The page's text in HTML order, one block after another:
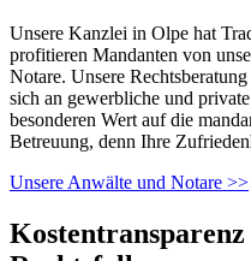
Unsere Kanzlei in Olpe hat
profitieren Mandanten von
Notare. Unsere
sich an gewerbliche und
besonderen Wert auf die
Betreuung, denn Ihre
Unsere Anwälte und Notare >>